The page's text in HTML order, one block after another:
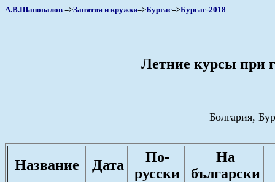
А.В.Шаповалов =>Занятия и кружки=>Бургас=>Бургас-2018
Летние курсы
Болгария,
Название Дата
По-
русски
На
български